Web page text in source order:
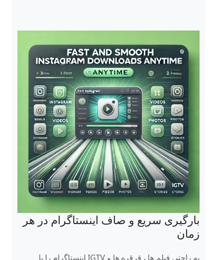
بارگیری سریع و صاف اینستاگرام در هر
زمان
به راحتی فیلم ها ، قرقره ها و IGTV اینستاگرام را با